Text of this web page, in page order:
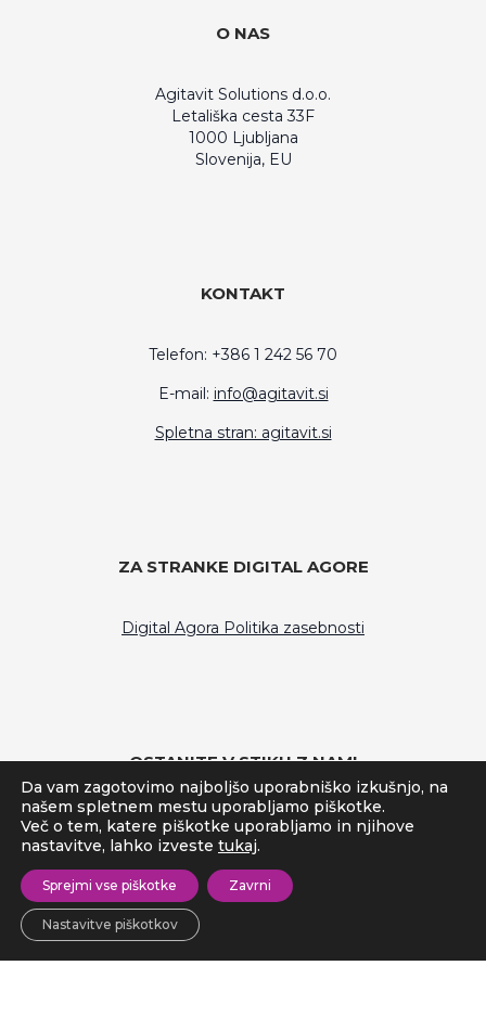
O NAS
Agitavit Solutions d.o.o.
Letališka cesta 33F
1000 Ljubljana
Slovenija, EU
KONTAKT
Telefon: +386 1 242 56 70
E-mail: info@agitavit.si
Spletna stran: agitavit.si
ZA STRANKE DIGITAL AGORE
Digital Agora Politika zasebnosti
OSTANITE V STIKU Z NAMI
Facebook
Linkedin
© 2026 - Digital Agora
Da vam zagotovimo najboljšo uporabniško izkušnjo, na
našem spletnem mestu uporabljamo piškotke.
Več o tem, katere piškotke uporabljamo in njihove
nastavitve, lahko izveste tukaj.
Sprejmi vse piškotke Zavrni
Nastavitve piškotkov